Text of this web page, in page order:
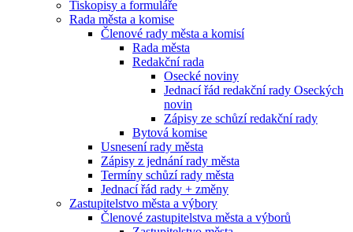
Tiskopisy a formuláře
Rada města a komise
Členové rady města a komisí
Rada města
Redakční rada
Osecké noviny
Jednací řád redakční rady Oseckých
novin
Zápisy ze schůzí redakční rady
Bytová komise
Usnesení rady města
Zápisy z jednání rady města
Termíny schůzí rady města
Jednací řád rady + změny
Zastupitelstvo města a výbory
Členové zastupitelstva města a výborů